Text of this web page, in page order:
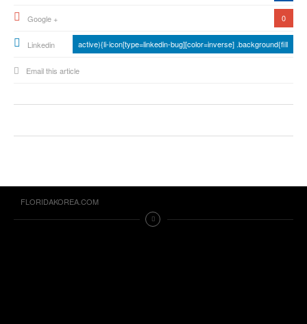
Google + 0
Linkedin active){li-icon[type=linkedin-bug][color=inverse] .background{fill
Email this article
FLORIDAKOREA.COM